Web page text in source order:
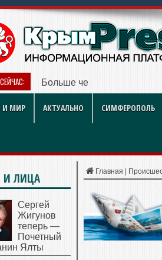
Больше чем игра: как
И МИР АКТУАЛЬНО СИМФЕРОПОЛЬ
Главная
ЛИЦА
Сергей
Жигунов
теперь —
Почетный
Ялты